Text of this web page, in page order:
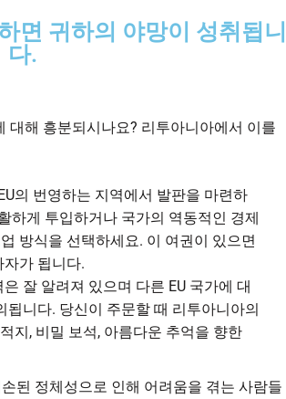
면 귀하의 야망이 성취됩니
다.
대해 흥분되시나요? 리투아니아에서 이를
의 번영하는 지역에서 발판을 마련하
하게 투입하거나 국가의 역동적인 경제
방식을 선택하세요. 이 여권이 있으면
가 됩니다.
잘 알려져 있으며 다른 EU 국가에 대
됩니다. 당신이 주문할 때 리투아니아의
지, 비밀 보석, 아름다운 추억을 향한
된 정체성으로 인해 어려움을 겪는 사람들